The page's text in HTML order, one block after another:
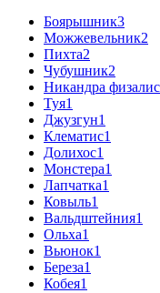
Боярышник3
Можжевельник2
Пихта2
Чубушник2
Никандра
Туя1
Джузгун1
Клематис1
Долихос1
Монстера1
Лапчатка1
Ковыль1
Вальдштейния1
Ольха1
Вьюнок1
Береза1
Кобея1